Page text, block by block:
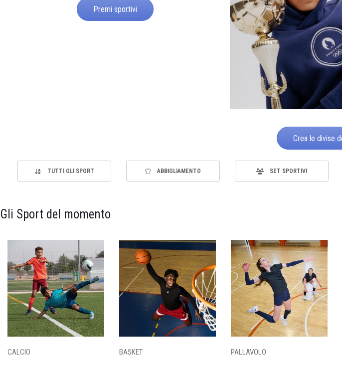
Premi sportivi
Crea le divise
TUTTI GLI SPORT ABBIGLIAMENTO SET SPORTIVI
Gli Sport del momento
CALCIO BASKET PALLAVOLO